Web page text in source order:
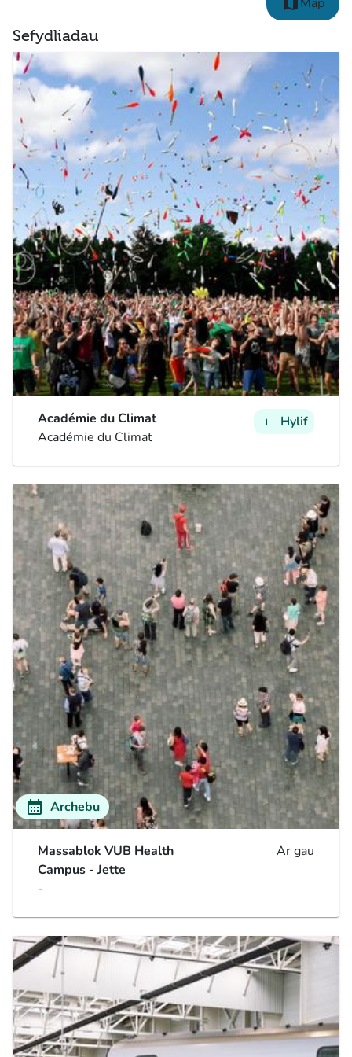
Sefydliadau
Académie du Climat
Académie du Climat
manmanman
Hylif
calendar_month Archebu
Massablok VUB Health
Campus - Jette
-
Ar gau